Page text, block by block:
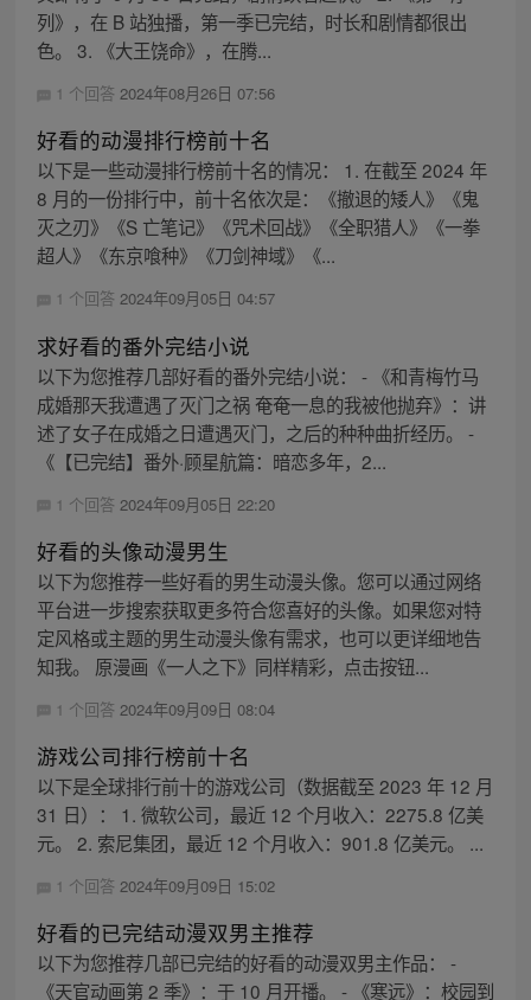
列》，在 B 站独播，第一季已完结，时长和剧情都很出
色。 3. 《大王饶命》，在腾...
1 个回答 2024年08月26日 07:56
好看的动漫排行榜前十名
以下是一些动漫排行榜前十名的情况： 1. 在截至 2024 年
8 月的一份排行中，前十名依次是：《撤退的矮人》《鬼
灭之刃》《S 亡笔记》《咒术回战》《全职猎人》《一拳
超人》《东京喰种》《刀剑神域》《...
1 个回答 2024年09月05日 04:57
求好看的番外完结小说
以下为您推荐几部好看的番外完结小说： - 《和青梅竹马
成婚那天我遭遇了灭门之祸 奄奄一息的我被他抛弃》：讲
述了女子在成婚之日遭遇灭门，之后的种种曲折经历。 -
《【已完结】番外·顾星航篇：暗恋多年，2...
1 个回答 2024年09月05日 22:20
好看的头像动漫男生
以下为您推荐一些好看的男生动漫头像。您可以通过网络
平台进一步搜索获取更多符合您喜好的头像。如果您对特
定风格或主题的男生动漫头像有需求，也可以更详细地告
知我。 原漫画《一人之下》同样精彩，点击按钮...
1 个回答 2024年09月09日 08:04
游戏公司排行榜前十名
以下是全球排行前十的游戏公司（数据截至 2023 年 12 月
31 日）： 1. 微软公司，最近 12 个月收入：2275.8 亿美
元。 2. 索尼集团，最近 12 个月收入：901.8 亿美元。 ...
1 个回答 2024年09月09日 15:02
好看的已完结动漫双男主推荐
以下为您推荐几部已完结的好看的动漫双男主作品： -
《天官动画第 2 季》：于 10 月开播。 - 《寒远》：校园到